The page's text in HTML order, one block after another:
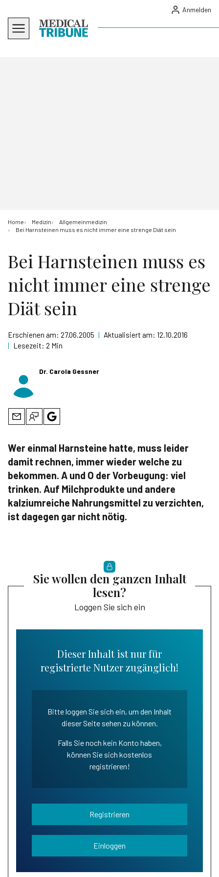
Anmelden
Home Medizin
Allgemeinmedizin
Bei Harnsteinen muss es nicht immer eine strenge Diät sein
Bei Harnsteinen muss es
nicht immer eine strenge
Diät sein
Erschienen am: 27.06.2005 | Aktualisiert am: 12.10.2016
| Lesezeit: 2 Min
Dr. Carola Gessner
Wer einmal Harnsteine hatte, muss leider
damit rechnen, immer wieder welche zu
bekommen. A und O der Vorbeugung: viel
trinken. Auf Milchprodukte und andere
kalziumreiche Nahrungsmittel zu verzichten,
ist dagegen gar nicht nötig.
Sie wollen den ganzen Inhalt
lesen?
Loggen Sie sich ein
Dieser Inhalt ist nur für
registrierte Nutzer zugänglich!
Bitte loggen Sie sich ein, um den Inhalt
dieser Seite sehen zu können.
Falls Sie noch kein Konto haben,
können Sie sich kostenlos
registrieren!
Registrieren
Einloggen